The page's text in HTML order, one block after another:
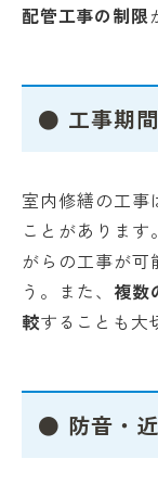
配管工事の制限
● 工事期
室内修繕の工事
ことがありま
がらの工事が可
う。また、複数
較することも大
● 防音・